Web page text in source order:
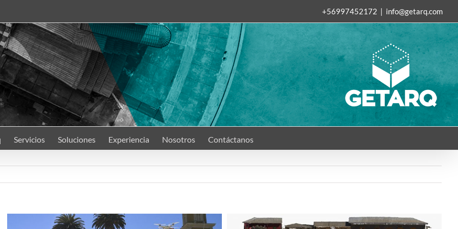
+56997452172 | info@getarq.com
Servicios Soluciones Experiencia Nosotros Contáctanos